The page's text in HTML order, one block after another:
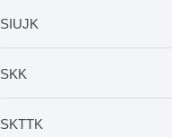
SIUJK
SKK
SKTTK